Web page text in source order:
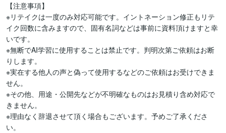
【注意事項】
※リテイクは一度のみ対応可能です。イントネーション修正もリテ
イク回数に含みますので、固有名詞などは事前に資料頂けますと幸
いです。
※無断でAI学習に使用することは禁止です。判明次第ご依頼はお断
りします。
※実在する他人の声と偽って使用するなどのご依頼はお受けできま
せん。
※その他、用途・公開先などが不明確なものはお見積り含め対応で
きません。
※理由なく辞退させて頂く場合もございます。予めご了承くださ
い。